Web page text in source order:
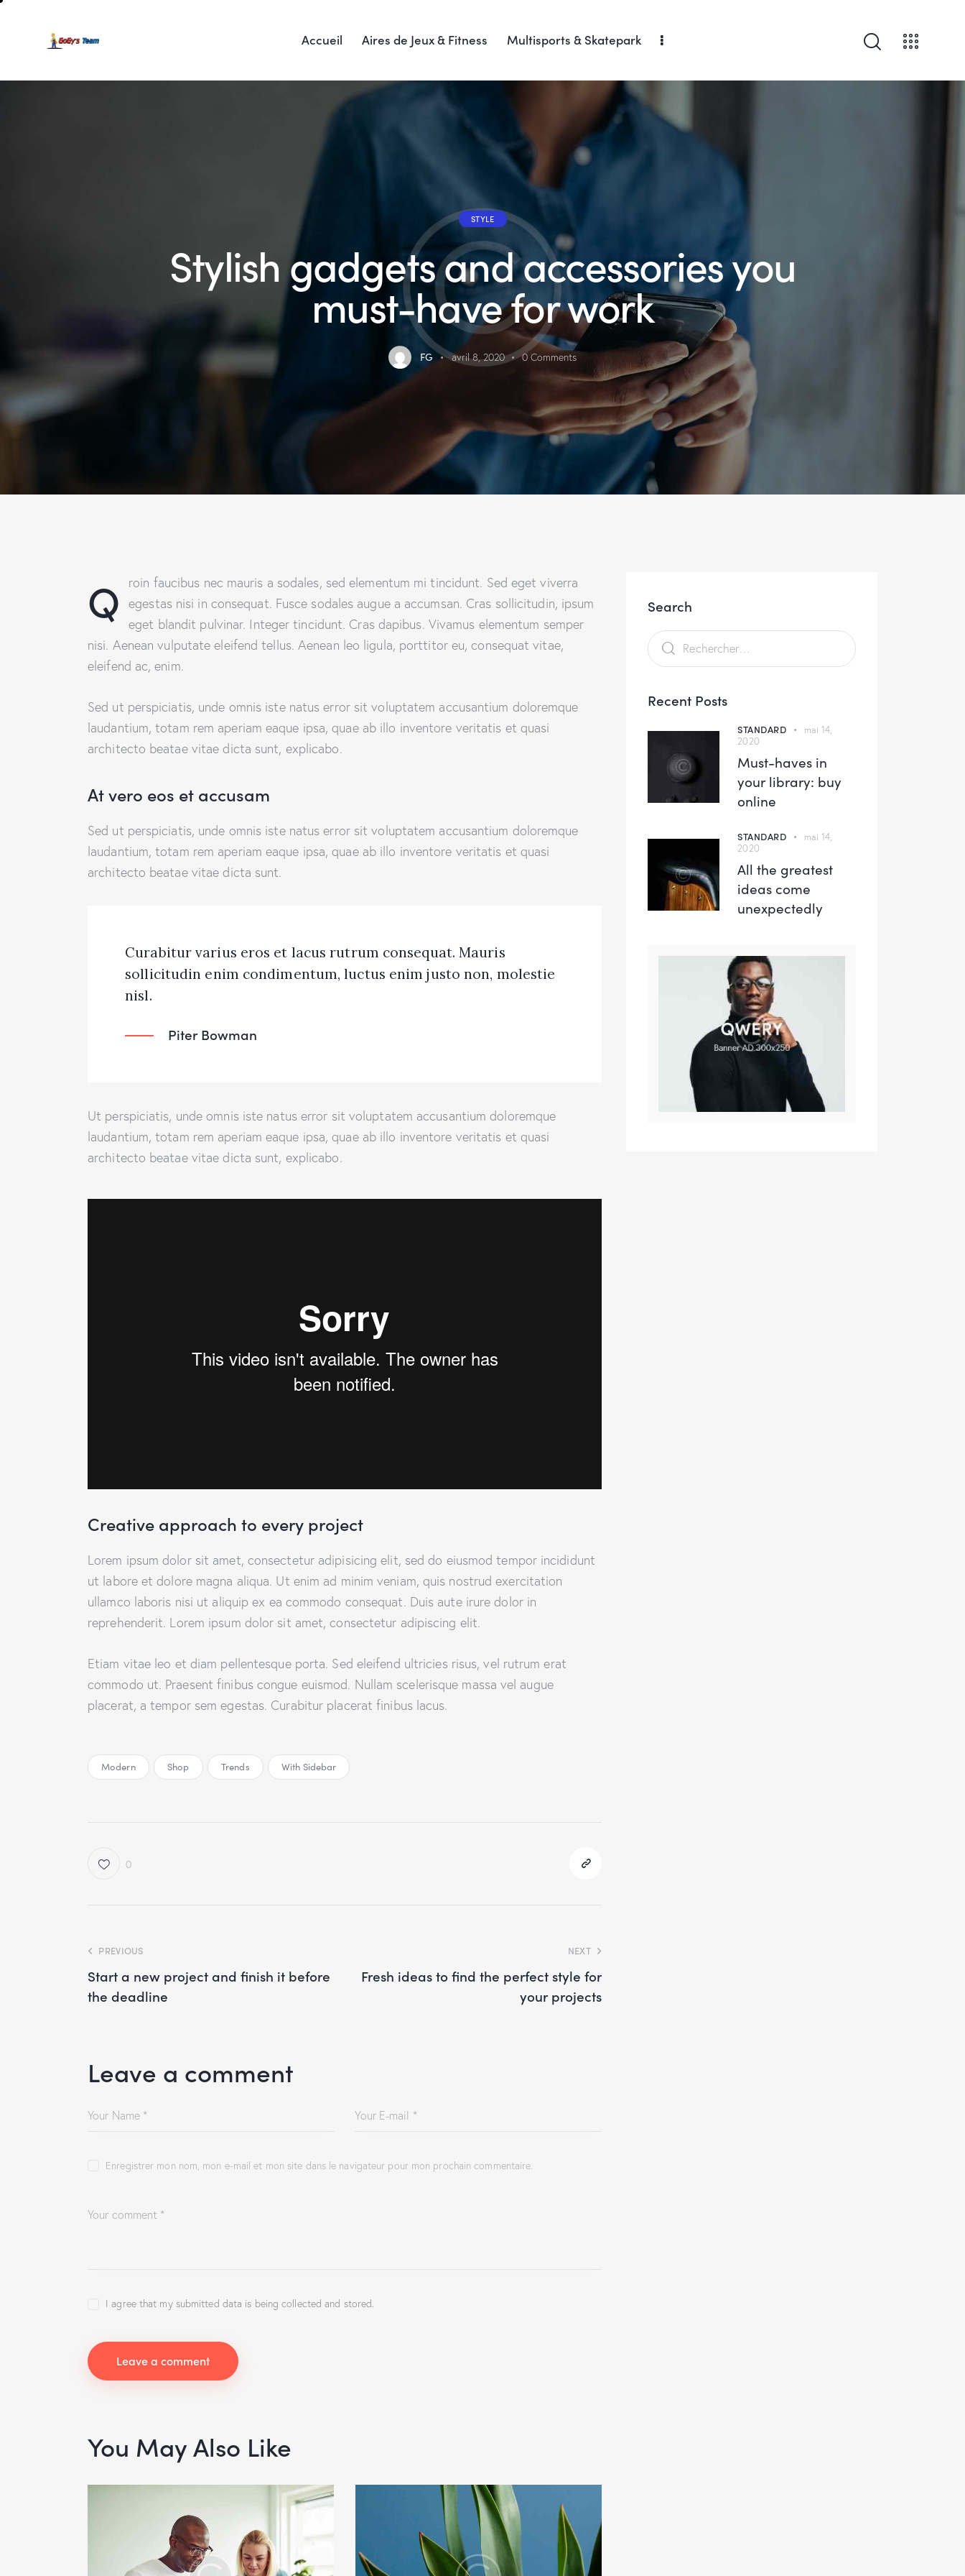
Accueil Aires de Jeux & Fitness Multisports & Skatepark
STYLE
Stylish gadgets and accessories you
must-have for work
FG avril 8, 2020 0 Comments
Q
roin faucibus nec mauris a sodales, sed elementum mi tincidunt. Sed eget viverra
egestas nisi in consequat. Fusce sodales augue a accumsan. Cras sollicitudin, ipsum
eget blandit pulvinar. Integer tincidunt. Cras dapibus. Vivamus elementum semper
nisi. Aenean vulputate eleifend tellus. Aenean leo ligula, porttitor eu, consequat vitae,
eleifend ac, enim.
Sed ut perspiciatis, unde omnis iste natus error sit voluptatem accusantium doloremque
laudantium, totam rem aperiam eaque ipsa, quae ab illo inventore veritatis et quasi
architecto beatae vitae dicta sunt, explicabo.
At vero eos et accusam
Sed ut perspiciatis, unde omnis iste natus error sit voluptatem accusantium doloremque
laudantium, totam rem aperiam eaque ipsa, quae ab illo inventore veritatis et quasi
architecto beatae vitae dicta sunt.
Curabitur varius eros et lacus rutrum consequat. Mauris
sollicitudin enim condimentum, luctus enim justo non, molestie
nisl.
Piter Bowman
Ut perspiciatis, unde omnis iste natus error sit voluptatem accusantium doloremque
laudantium, totam rem aperiam eaque ipsa, quae ab illo inventore veritatis et quasi
architecto beatae vitae dicta sunt, explicabo.
Creative approach to every project
Lorem ipsum dolor sit amet, consectetur adipisicing elit, sed do eiusmod tempor incididunt
ut labore et dolore magna aliqua. Ut enim ad minim veniam, quis nostrud exercitation
ullamco laboris nisi ut aliquip ex ea commodo consequat. Duis aute irure dolor in
reprehenderit. Lorem ipsum dolor sit amet, consectetur adipiscing elit.
Etiam vitae leo et diam pellentesque porta. Sed eleifend ultricies risus, vel rutrum erat
commodo ut. Praesent finibus congue euismod. Nullam scelerisque massa vel augue
placerat, a tempor sem egestas. Curabitur placerat finibus lacus.
Modern Shop Trends With Sidebar
0
PREVIOUS
Start a new project and finish it before
the deadline
NEXT
Fresh ideas to find the perfect style for
your projects
Leave a comment
Enregistrer mon nom, mon e-mail et mon site dans le navigateur pour mon prochain commentaire.
I agree that my submitted data is being collected and stored.
You May Also Like
Search
Recent Posts
STANDARD
mai 14,
2020
Must-haves in
your library: buy
online
STANDARD
mai 14,
2020
All the greatest
ideas come
unexpectedly